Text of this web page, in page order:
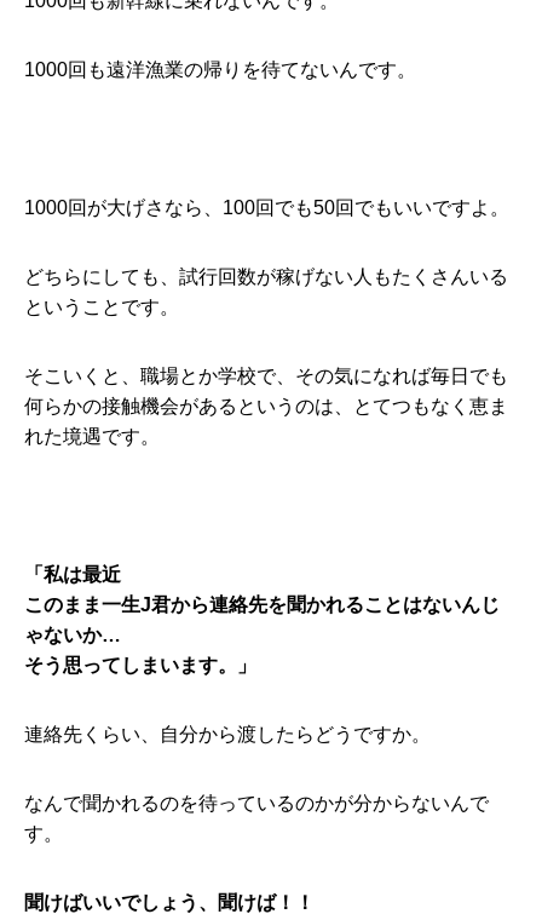
1000回も遠洋漁業の帰りを待てないんです。
1000回が大げさなら、100回でも50回でもいいですよ。
どちらにしても、試行回数が稼げない人もたくさんいる
ということです。
そこいくと、職場とか学校で、その気になれば毎日でも
何らかの接触機会があるというのは、とてつもなく恵ま
れた境遇です。
「私は最近
このまま一生J君から連絡先を聞かれることはないんじ
ゃないか…
そう思ってしまいます。」
連絡先くらい、自分から渡したらどうですか。
なんで聞かれるのを待っているのかが分からないんで
す。
聞けばいいでしょう、聞けば！！